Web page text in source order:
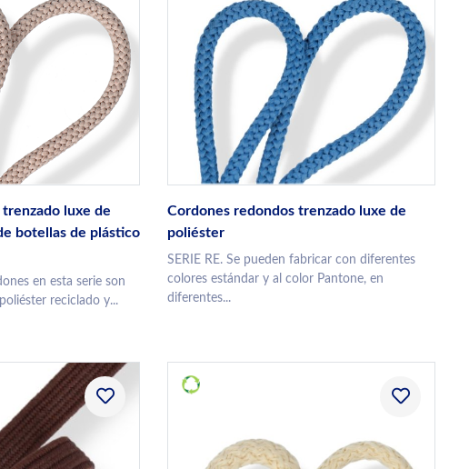
luxe de
botellas de plástico
en esta serie son
reciclado y...
Cordones redondos trenzado luxe de
poliéster
SERIE RE. Se pueden fabricar con diferentes
colores estándar y al color Pantone, en
diferentes...